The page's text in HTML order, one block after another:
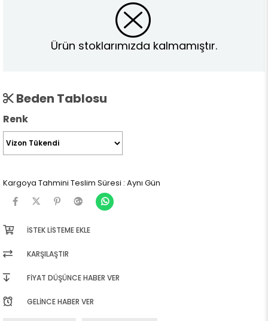
Ürün stoklarımızda kalmamıştır.
Beden Tablosu
Renk
Kargoya Tahmini Teslim Süresi : Aynı Gün
İSTEK LISTEME EKLE
KARŞILAŞTIR
FIYAT DÜŞÜNCE HABER VER
GELINCE HABER VER